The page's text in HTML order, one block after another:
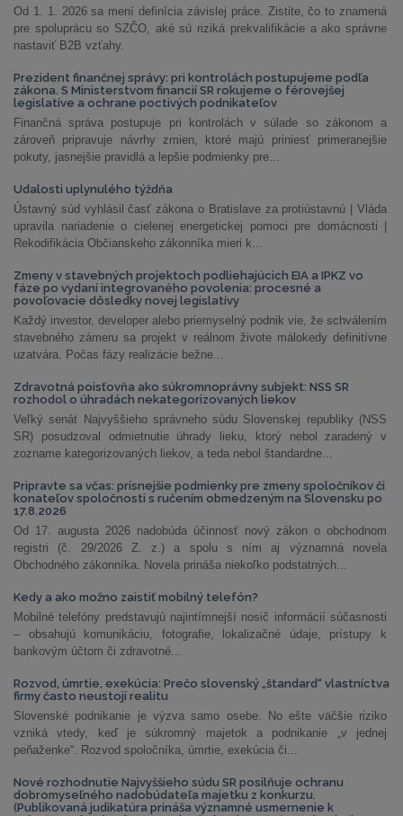
Od 1. 1. 2026 sa mení definícia závislej práce. Zistite, čo to znamená
pre spoluprácu so SZČO, aké sú riziká prekvalifikácie a ako správne
nastaviť B2B vzťahy.
Prezident finančnej správy: pri kontrolách postupujeme podľa
zákona. S Ministerstvom financií SR rokujeme o férovejšej
legislatíve a ochrane poctivých podnikateľov
Finančná správa postupuje pri kontrolách v súlade so zákonom a
zároveň pripravuje návrhy zmien, ktoré majú priniesť primeranejšie
pokuty, jasnejšie pravidlá a lepšie podmienky pre...
Udalosti uplynulého týždňa
Ústavný súd vyhlásil časť zákona o Bratislave za protiústavnú | Vláda
upravila nariadenie o cielenej energetickej pomoci pre domácnosti |
Rekodifikácia Občianskeho zákonníka mieri k...
Zmeny v stavebných projektoch podliehajúcich EIA a IPKZ vo
fáze po vydaní integrovaného povolenia: procesné a
povoľovacie dôsledky novej legislatívy
Každý investor, developer alebo priemyselný podnik vie, že schválením
stavebného zámeru sa projekt v reálnom živote málokedy definitívne
uzatvára. Počas fázy realizácie bežne...
Zdravotná poisťovňa ako súkromnoprávny subjekt: NSS SR
rozhodol o úhradách nekategorizovaných liekov
Veľký senát Najvyššieho správneho súdu Slovenskej republiky (NSS
SR) posudzoval odmietnutie úhrady lieku, ktorý nebol zaradený v
zozname kategorizovaných liekov, a teda nebol štandardne...
Pripravte sa včas: prísnejšie podmienky pre zmeny spoločníkov či
konateľov spoločnosti s ručením obmedzeným na Slovensku po
17.8.2026
Od 17. augusta 2026 nadobúda účinnosť nový zákon o obchodnom
registri (č. 29/2026 Z. z.) a spolu s ním aj významná novela
Obchodného zákonníka. Novela prináša niekoľko podstatných...
Kedy a ako možno zaistiť mobilný telefón?
Mobilné telefóny predstavujú najintímnejší nosič informácií súčasnosti
– obsahujú komunikáciu, fotografie, lokalizačné údaje, prístupy k
bankovým účtom či zdravotné...
Rozvod, úmrtie, exekúcia: Prečo slovenský „štandard“ vlastníctva
firmy často neustojí realitu
Slovenské podnikanie je výzva samo osebe. No ešte väčšie riziko
vzniká vtedy, keď je súkromný majetok a podnikanie „v jednej
peňaženke“. Rozvod spoločníka, úmrtie, exekúcia či...
Nové rozhodnutie Najvyššieho súdu SR posilňuje ochranu
dobromyseľného nadobúdateľa majetku z konkurzu.
(Publikovaná judikatúra prináša významné usmernenie k